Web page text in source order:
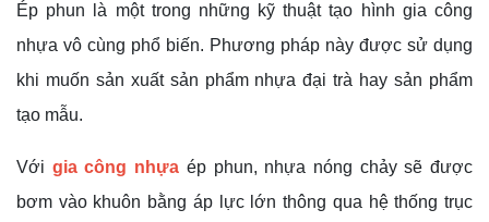
Ép phun là một trong những kỹ thuật tạo hình gia công
nhựa vô cùng phổ biến. Phương pháp này được sử dụng
khi muốn sản xuất sản phẩm nhựa đại trà hay sản phẩm
tạo mẫu.
Với gia công nhựa ép phun, nhựa nóng chảy sẽ được
bơm vào khuôn bằng áp lực lớn thông qua hệ thống trục